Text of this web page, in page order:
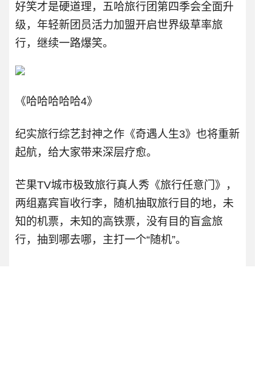
好笑才是硬道理，五哈旅行团第四季会全面升
级，年轻新团员活力加盟开启世界级草率旅
行，继续一路爆笑。
《哈哈哈哈哈4》
纪实旅行综艺封神之作《奇遇人生3》也将重新
起航，给大家带来深层疗愈。
芒果TV城市极致旅行真人秀《旅行任意门》，
两组嘉宾盲收行李，随机抽取旅行目的地，未
知的机票，未知的高铁票，没有目的盲盒旅
行，抽到哪去哪，主打一个“随机”。